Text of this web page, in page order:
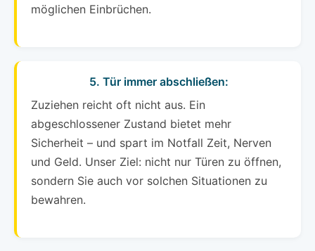
möglichen Einbrüchen.
5. Tür immer abschließen:
Zuziehen reicht oft nicht aus. Ein
abgeschlossener Zustand bietet mehr
Sicherheit – und spart im Notfall Zeit, Nerven
und Geld. Unser Ziel: nicht nur Türen zu öffnen,
sondern Sie auch vor solchen Situationen zu
bewahren.